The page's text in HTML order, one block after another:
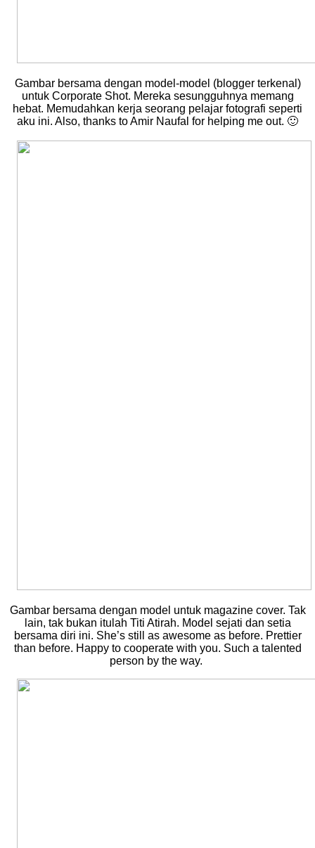
Gambar bersama dengan model-model (blogger terkenal)
untuk Corporate Shot. Mereka sesungguhnya memang
hebat. Memudahkan kerja seorang pelajar fotografi seperti
aku ini. Also, thanks to Amir Naufal for helping me out. 🙂
Gambar bersama dengan model untuk magazine cover. Tak
lain, tak bukan itulah Titi Atirah. Model sejati dan setia
bersama diri ini. She’s still as awesome as before. Prettier
than before. Happy to cooperate with you. Such a talented
person by the way.